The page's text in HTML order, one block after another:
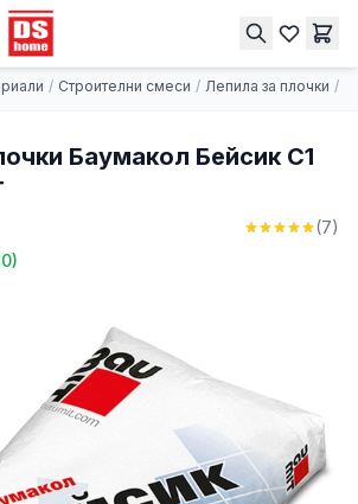
/ Строителни смеси / Лепила за плочки /
Баумакол Бейсик C1
(7)
)
лв. Купи